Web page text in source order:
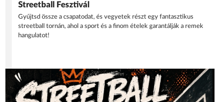
Streetball Fesztivál
Gyűjtsd össze a csapatodat, és vegyetek részt egy fantasztikus
streetball tornán, ahol a sport és a finom ételek garantálják a remek
hangulatot!